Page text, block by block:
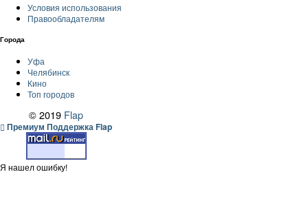
Условия использования
Правообладателям
Города
Уфа
Челябинск
Кино
Топ городов
© 2019 Flap
Премиум Поддержка Flap
Я нашел ошибку!